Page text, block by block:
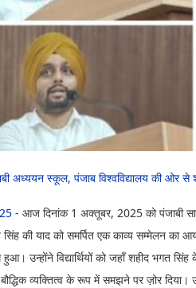
अध्ययन स्कूल, पंजाब विश्वविद्यालय की ओर
- आज दिनांक 1 अक्तूबर, 2025 को पंजाबी
की याद को समर्पित एक काव्य सम्मेलन का
उन्होंने विद्यार्थियों को जहाँ शहीद भगत
व्यक्तित्व के रूप में समझने पर ज़ोर दिया।